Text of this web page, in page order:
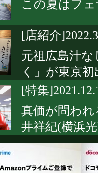
この夏はフ
[店紹介
元祖広島汁な
く」が東京初
[特集
真価が問わ
井祥紀(横浜